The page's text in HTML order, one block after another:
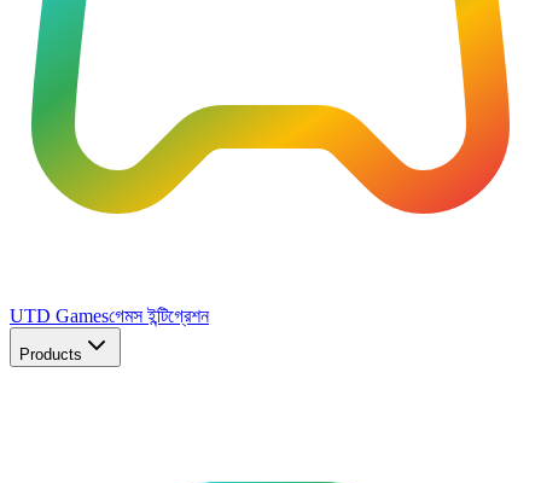
UTD Gamesগেমস ইন্টিগ্রেশন
Products